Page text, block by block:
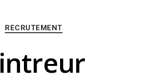
Catégories
RECRUTEMENT